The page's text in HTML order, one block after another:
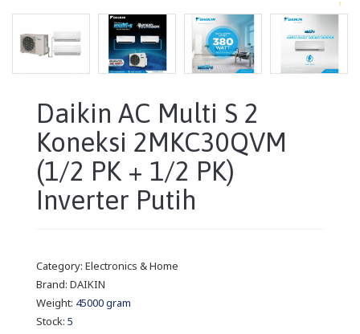
Daikin AC Multi S 2
Koneksi 2MKC30QVM
(1/2 PK + 1/2 PK)
Inverter Putih
Category: Electronics & Home
Brand: DAIKIN
Weight: 45000 gram
Stock: 5